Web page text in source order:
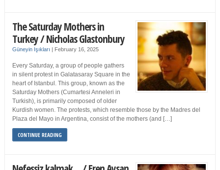
The Saturday Mothers in
Turkey / Nicholas Glastonbury
Güneyin Işıkları | February 16, 2025
Every Saturday, a group of people gathers
in silent protest in Galatasaray Square in the
heart of Istanbul. This group, known as the
Saturday Mothers (Cumartesi Anneleri in
Turkish), is primarily composed of older
Kurdish women. The protests, which resemble those by the Madres del
Plaza del Mayo in Argentina, consist of the mothers (and […]
CONTINUE READING